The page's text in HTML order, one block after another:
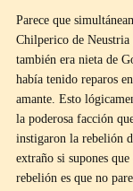
Parece que
Chilperico de Neustria
también era nieta de
había tenido reparos
amante. Esto
la poderosa facción
instigaron la rebelión
extraño si supones
rebelión es que no